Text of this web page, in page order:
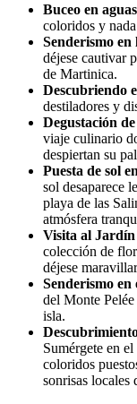
Buceo en
coloridos y
Senderismo
déjese cautivar
de Martinica.
Descubriendo
destiladores y
Degustación
viaje culinario
despiertan su
Puesta de sol
sol desaparece
playa de las
atmósfera
Visita al Jardín
colección de
déjese
Senderismo en
del Monte
isla.
Sumérgete en
coloridos
sonrisas locales